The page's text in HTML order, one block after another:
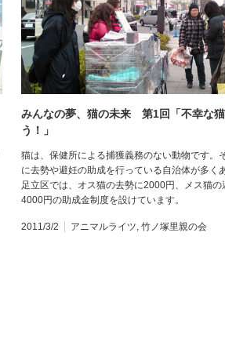
みんなの夢、猫の未来 第1回「不幸な
う！」
猫は、保健所による捕獲義務のない動物です。
に去勢や避妊の助成を行っている自治体が多く
足立区では、オス猫の去勢に2000円、メス猫の
4000円の助成金制度を設けています。
2011/3/2 アニマルライツ, 竹ノ塚里親の会